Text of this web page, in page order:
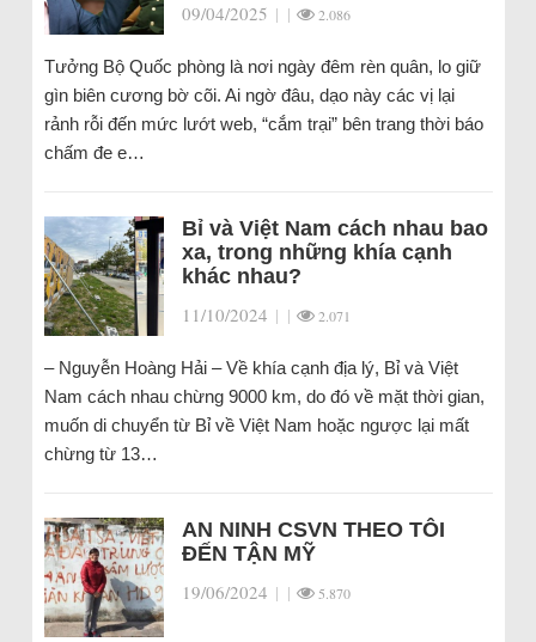
09/04/2025 | | 2.086
Tưởng Bộ Quốc phòng là nơi ngày đêm rèn quân, lo giữ
gìn biên cương bờ cõi. Ai ngờ đâu, dạo này các vị lại
rảnh rỗi đến mức lướt web, “cắm trại” bên trang thời báo
chấm đe e…
Bỉ và Việt Nam cách nhau bao
xa, trong những khía cạnh
khác nhau?
11/10/2024 | | 2.071
– Nguyễn Hoàng Hải – Về khía cạnh địa lý, Bỉ và Việt
Nam cách nhau chừng 9000 km, do đó về mặt thời gian,
muốn di chuyển từ Bỉ về Việt Nam hoặc ngược lại mất
chừng từ 13…
AN NINH CSVN THEO TÔI
ĐẾN TẬN MỸ
19/06/2024 | | 5.870